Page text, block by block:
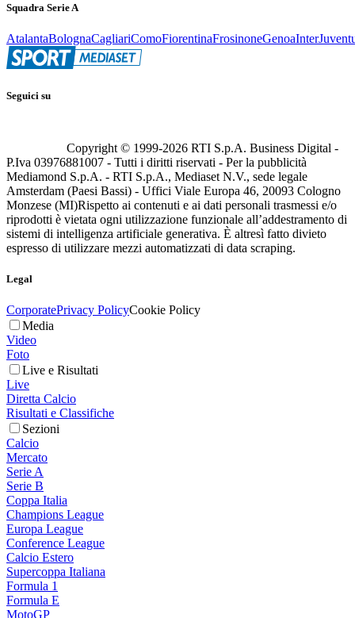
Squadra Serie A
AtalantaBolognaCagliariComoFiorentinaFrosinoneGenoaInter
Seguici su
Copyright © 1999-2026 RTI S.p.A. Business Digital -
P.Iva 03976881007 - Tutti i diritti riservati - Per la pubblicità
Mediamond S.p.A. - RTI S.p.A., Mediaset N.V., sede legale
Amsterdam (Paesi Bassi) - Uffici Viale Europa 46, 20093 Cologno
Monzese (MI)Rispetto ai contenuti e ai dati personali trasmessi e/o
riprodotti è vietata ogni utilizzazione funzionale all’addestramento di
sistemi di intelligenza artificiale generativa. È altresì fatto divieto
espresso di utilizzare mezzi automatizzati di data scraping.
Legal
CorporatePrivacy PolicyCookie Policy
Media
Video
Foto
Live e Risultati
Live
Diretta Calcio
Risultati e Classifiche
Sezioni
Calcio
Mercato
Serie A
Serie B
Coppa Italia
Champions League
Europa League
Conference League
Calcio Estero
Supercoppa Italiana
Formula 1
Formula E
MotoGP